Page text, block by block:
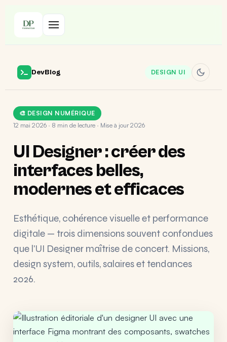
DevBlog DESIGN UI
🎨 DESIGN NUMÉRIQUE
12 mai 2026 · 8 min de lecture · Mise à jour 2026
UI Designer : créer des
interfaces belles,
modernes et efficaces
Esthétique, cohérence visuelle et performance
digitale — trois dimensions souvent confondues
que l'UI Designer maîtrise de concert. Missions,
design system, outils, salaires et tendances
2026.